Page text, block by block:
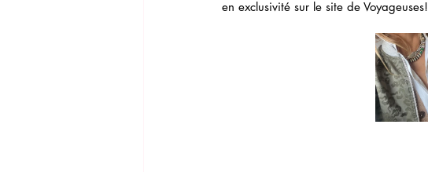
en exclusivité sur le site de Voyageuses!